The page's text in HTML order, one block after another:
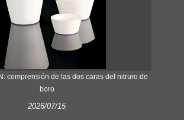
comprensión de las dos caras del nitruro de
boro
2026/07/15